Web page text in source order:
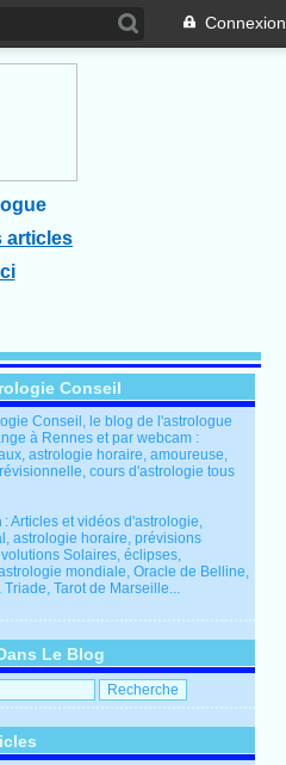
Connexion
articles
Conseil
Conseil, le blog de l'astrologue
à Rennes et par webcam :
astrologie horaire, amoureuse,
cours d'astrologie tous
: Articles et vidéos d'astrologie,
astrologie horaire, prévisions
Solaires, éclipses,
mondiale, Oracle de Belline,
Tarot de Marseille...
Le Blog